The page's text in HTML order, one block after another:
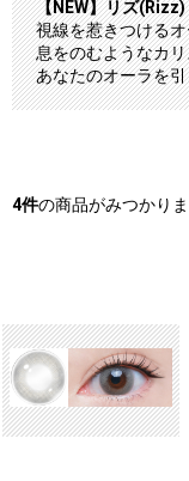
【NEW】リズ(Rizz)
視線を惹きつける
息をのむようなカ
あなたのオーラを
4件の商品がみつかりま